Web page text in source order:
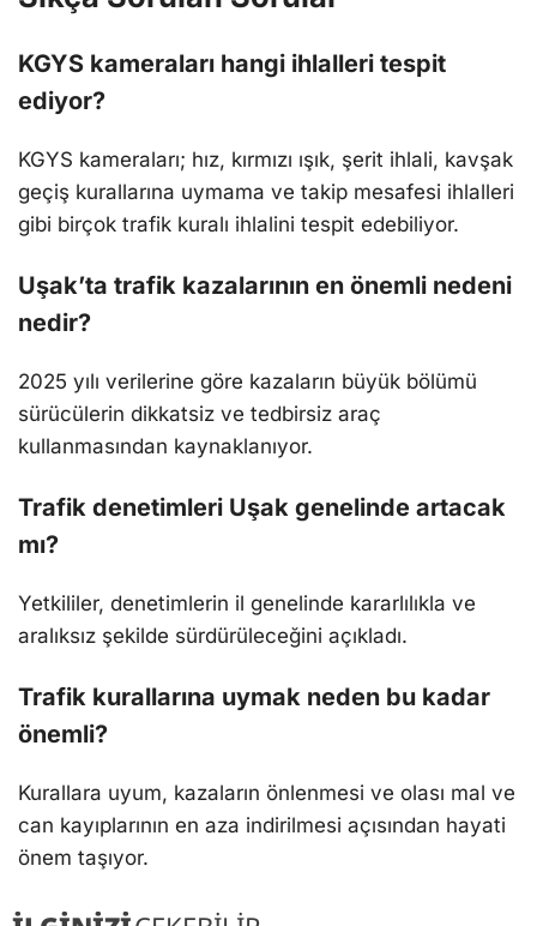
KGYS kameraları hangi ihlalleri tespit
ediyor?
KGYS kameraları; hız, kırmızı ışık, şerit ihlali, kavşak
geçiş kurallarına uymama ve takip mesafesi ihlalleri
gibi birçok trafik kuralı ihlalini tespit edebiliyor.
Uşak’ta trafik kazalarının en önemli nedeni
nedir?
2025 yılı verilerine göre kazaların büyük bölümü
sürücülerin dikkatsiz ve tedbirsiz araç
kullanmasından kaynaklanıyor.
Trafik denetimleri Uşak genelinde artacak
mı?
Yetkililer, denetimlerin il genelinde kararlılıkla ve
aralıksız şekilde sürdürüleceğini açıkladı.
Trafik kurallarına uymak neden bu kadar
önemli?
Kurallara uyum, kazaların önlenmesi ve olası mal ve
can kayıplarının en aza indirilmesi açısından hayati
önem taşıyor.